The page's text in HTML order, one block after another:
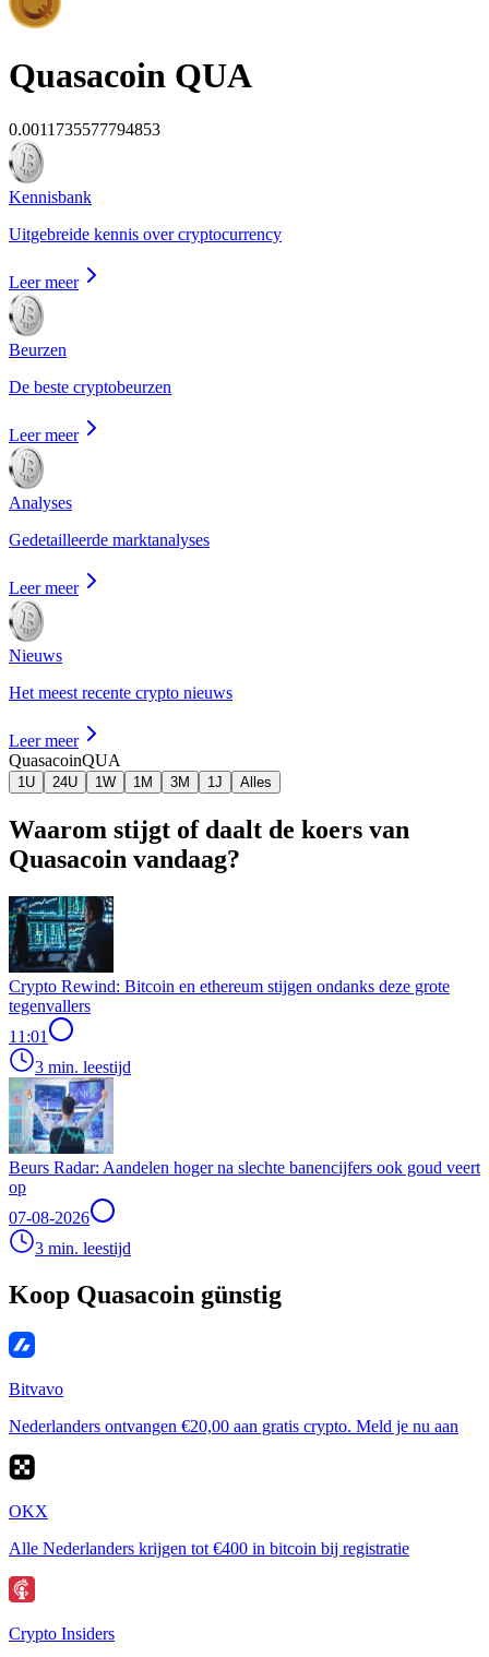
Quasacoin QUA
0.0011735577794853
Kennisbank
Uitgebreide kennis over cryptocurrency
Leer meer
Beurzen
De beste cryptobeurzen
Leer meer
Analyses
Gedetailleerde marktanalyses
Leer meer
Nieuws
Het meest recente crypto nieuws
Leer meer
QuasacoinQUA
1U 24U 1W 1M 3M 1J Alles
Waarom stijgt of daalt de koers van
Quasacoin vandaag?
Crypto Rewind: Bitcoin en ethereum stijgen ondanks deze grote
tegenvallers
11:01
3 min. leestijd
Beurs Radar: Aandelen hoger na slechte banencijfers ook goud veert
op
07-08-2026
3 min. leestijd
Koop Quasacoin günstig
Bitvavo
Nederlanders ontvangen €20,00 aan gratis crypto. Meld je nu aan
OKX
Alle Nederlanders krijgen tot €400 in bitcoin bij registratie
Crypto Insiders